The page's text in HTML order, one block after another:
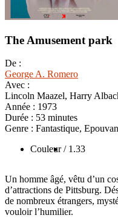
The Amusement park
De :
George A. Romero
Avec :
Lincoln Maazel, Harry
Année : 1973
Durée : 53 minutes
Genre : Fantastique,
Couleur / 1.33
Un homme âgé, vêtu d’un
d’attractions de Pittsburg.
de nombreux étrangers,
vouloir l’humilier.